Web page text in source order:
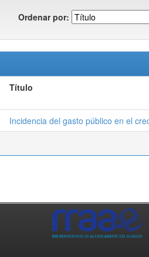
Ordenar por:
Título
Incidencia del gasto público en el